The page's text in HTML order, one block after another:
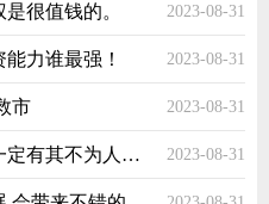
很值钱的。 2023-08-31
力谁最强！ 2023-08-31
市 2023-08-31
巨星农牧：独树一格的企业一定有其不为人知的一面 2023-08-31